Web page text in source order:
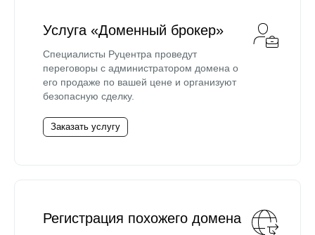
Услуга «Доменный брокер»
Специалисты Руцентра проведут
переговоры с администратором домена о
его продаже по вашей цене и организуют
безопасную сделку.
Заказать услугу
Регистрация похожего домена